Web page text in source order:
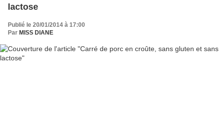
lactose
Publié le 20/01/2014 à 17:00
Par MISS DIANE